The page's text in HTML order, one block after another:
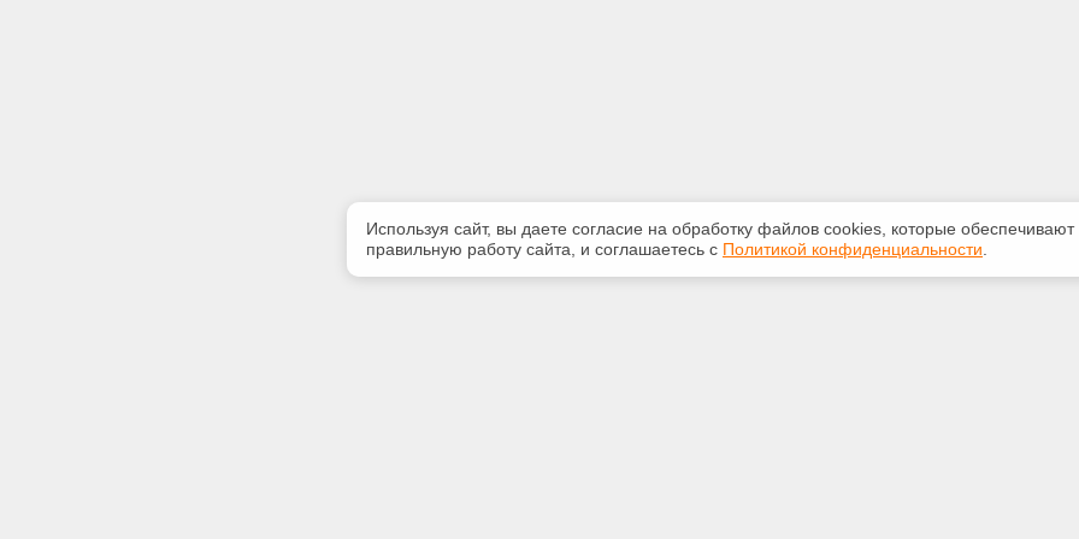
Используя сайт, вы даете согласие на обработку файлов сооkiеs, которые обеспечивают
правильную работу сайта, и соглашаетесь с Политикой конфиденциальности